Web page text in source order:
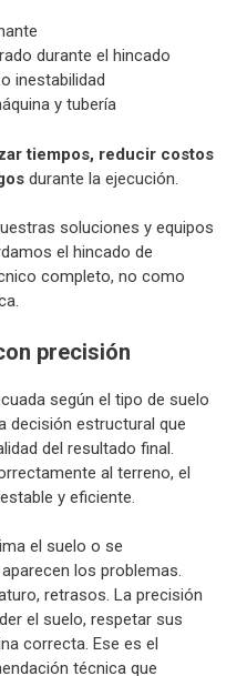
durante el hincado
inestabilidad
y tubería
tiempos, reducir costos
durante la ejecución.
soluciones y equipos
el hincado de
completo, no como
precisión
según el tipo de suelo
decisión estructural que
del resultado final.
al terreno, el
y eficiente.
el suelo o se
los problemas.
retrasos. La precisión
el suelo, respetar sus
correcta. Ese es el
técnica que